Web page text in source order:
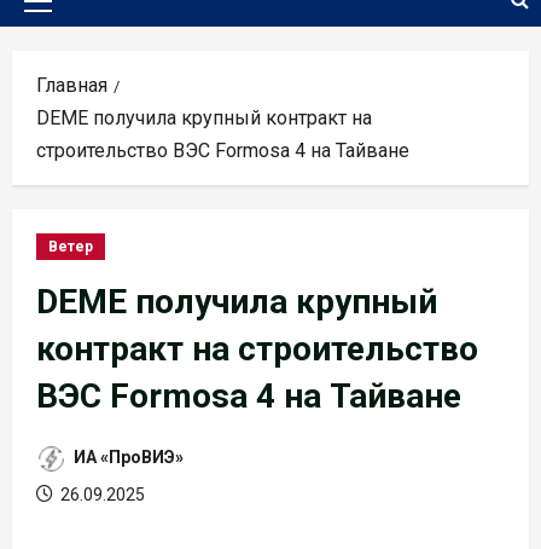
Основное
Главная
DEME получила крупный контракт на
строительство ВЭС Formosa 4 на Тайване
Ветер
DEME получила крупный
контракт на строительство
ВЭС Formosa 4 на Тайване
ИА «ПроВИЭ»
26.09.2025